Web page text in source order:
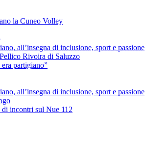
la Cuneo Volley
all’insegna di inclusione, sport e passione
Rivoira di Saluzzo
partigiano”
all’insegna di inclusione, sport e passione
incontri sul Nue 112